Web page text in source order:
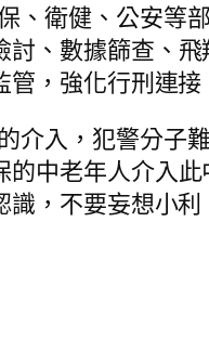
、衛健、公安等
討、數據篩查、
管，強化行刑連
介入，犯警分子
的中老年人介入
識，不要妄想小利